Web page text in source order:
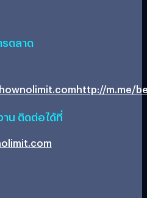
รตลาด
http://m.me/
น ติดต่อได้ที่